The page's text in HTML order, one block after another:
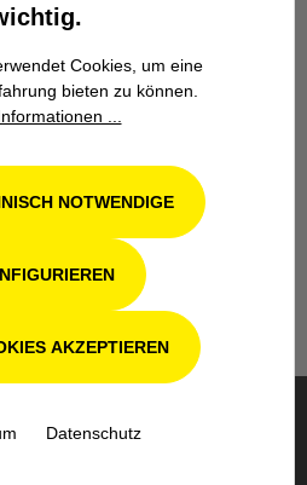
Odenthal / Köln
für Garten-, Forst-
Geräte in Odenthal bei
nach dem Kauf mit
Tat zur Seite.
Cookies, um eine
bieten zu können.
...
NOTWENDIGE
AKZEPTIEREN
Datenschutz